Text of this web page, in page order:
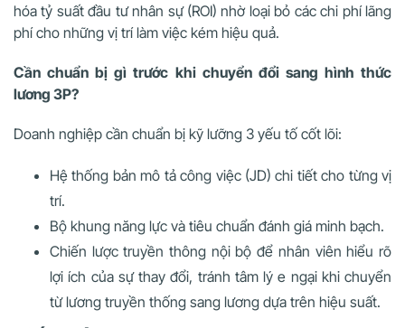
hóa tỷ suất đầu tư nhân sự (ROI) nhờ loại bỏ các chi phí lãng
phí cho những vị trí làm việc kém hiệu quả.
Cần chuẩn bị gì trước khi chuyển đổi sang hình thức
lương 3P?
Doanh nghiệp cần chuẩn bị kỹ lưỡng 3 yếu tố cốt lõi:
Hệ thống bản mô tả công việc (JD) chi tiết cho từng vị
trí.
Bộ khung năng lực và tiêu chuẩn đánh giá minh bạch.
Chiến lược truyền thông nội bộ để nhân viên hiểu rõ
lợi ích của sự thay đổi, tránh tâm lý e ngại khi chuyển
từ lương truyền thống sang lương dựa trên hiệu suất.